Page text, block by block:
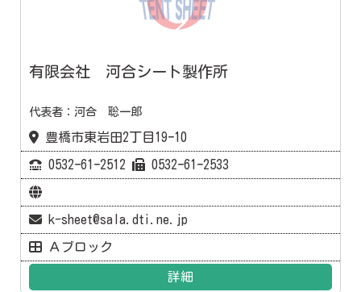
有限会社 河合シート製作所
代表者：河合 聡一郎
豊橋市東岩田2丁目19ｰ10
0532ｰ61ｰ2512 0532ｰ61ｰ2533
k-sheet@sala.dti.ne.jp
Ａブロック
詳細